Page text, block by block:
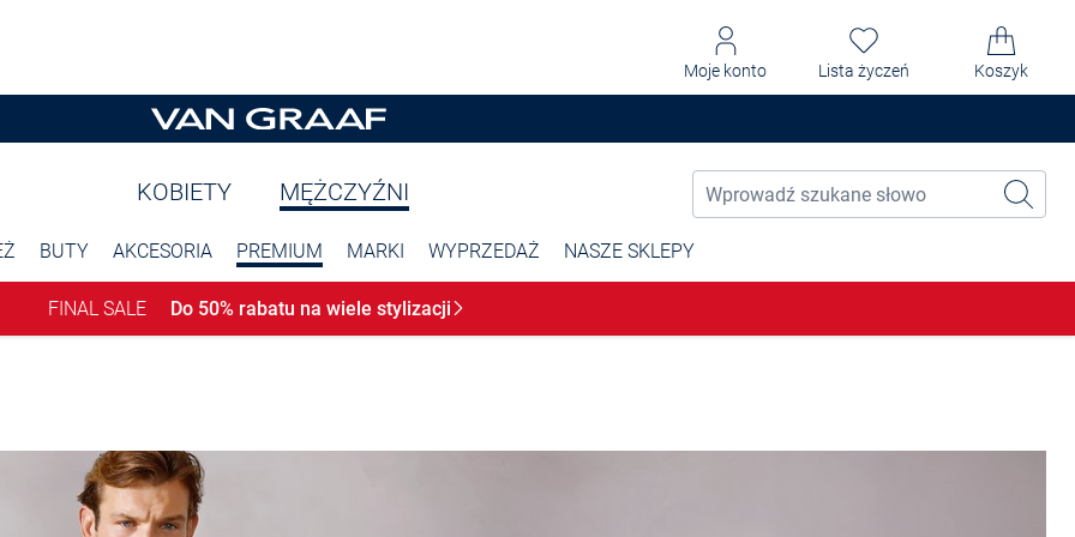
Moje konto Lista życzeń Koszyk
KOBIETY MĘŻCZYŹNI
BUTY AKCESORIA PREMIUM MARKI WYPRZEDAŻ NASZE SKLEPY
FINAL SALE Do 50% rabatu na wiele stylizacji